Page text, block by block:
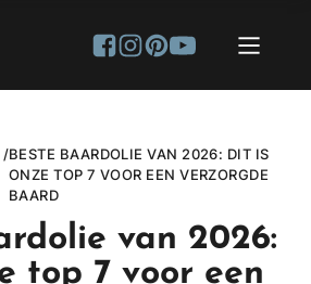
/BESTE BAARDOLIE VAN 2026: DIT IS
ONZE TOP 7 VOOR EEN VERZORGDE
BAARD
van 2026:
top 7 voor een